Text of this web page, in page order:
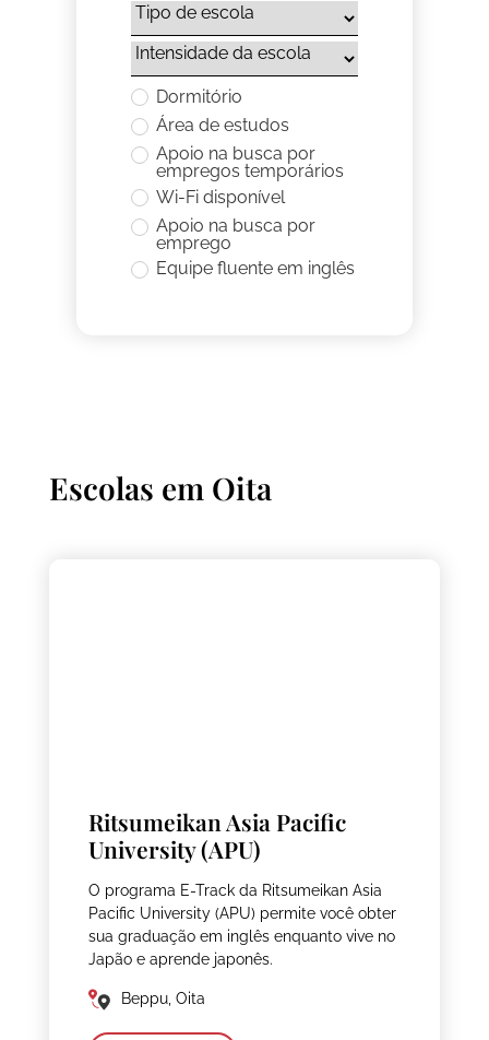
Dormitório
Área de estudos
Apoio na busca por
empregos temporários
Wi-Fi disponível
Apoio na busca por
emprego
Equipe fluente em inglês
Escolas em Oita
Ritsumeikan Asia Pacific
University (APU)
O programa E-Track da Ritsumeikan Asia
Pacific University (APU) permite você obter
sua graduação em inglês enquanto vive no
Japão e aprende japonês.
Beppu, Oita